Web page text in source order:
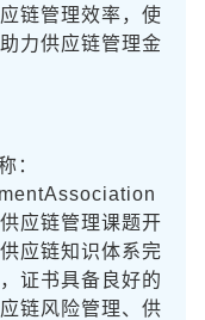
链管理效率，使
力供应链管理金
：
应链管理课题开
应链知识体系完
证书具备良好的
链风险管理、供